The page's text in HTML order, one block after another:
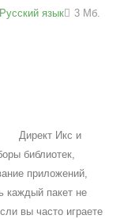
Русский язык 3 Мб.
Директ Икс и
библиотек,
приложений,
каждый пакет не
вы часто играете